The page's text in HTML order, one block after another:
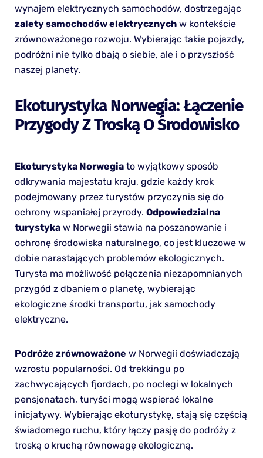
wynajem elektrycznych samochodów, dostrzegając
zalety samochodów elektrycznychw kontekście
zrównoważonego rozwoju. Wybierając takie pojazdy,
podróżni nie tylko dbają o siebie, ale i o przyszłość
naszej planety.
Ekoturystyka Norwegia: Łączenie
Przygody Z Troską O Środowisko
Ekoturystyka Norwegiato wyjątkowy sposób
odkrywania majestatu kraju, gdzie każdy krok
podejmowany przez turystów przyczynia się do
ochrony wspaniałej przyrody. Odpowiedzialna
turystykaw Norwegii stawia na poszanowanie i
ochronę środowiska naturalnego, co jest kluczowe w
dobie narastających problemów ekologicznych.
Turysta ma możliwość połączenia niezapomnianych
przygód z dbaniem o planetę, wybierając
ekologiczne środki transportu, jak samochody
elektryczne.
Podróże zrównoważone w Norwegii doświadczają
wzrostu popularności. Od trekkingu po
zachwycających fjordach, po noclegi w lokalnych
pensjonatach, turyści mogą wspierać lokalne
inicjatywy. Wybierając ekoturystykę, stają się częścią
świadomego ruchu, który łączy pasję do podróży z
troską o kruchą równowagę ekologiczną.